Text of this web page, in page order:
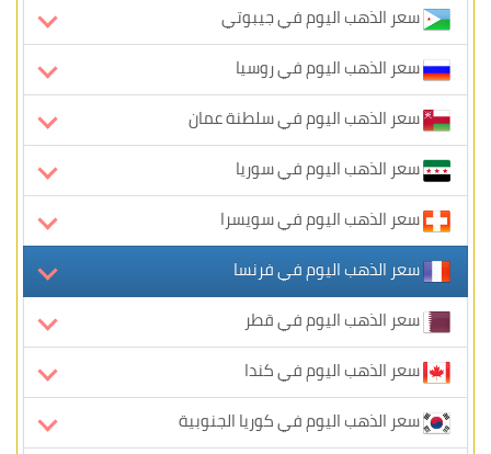
سعر الذهب اليوم في جيبوتي
سعر الذهب اليوم في روسيا
سعر الذهب اليوم في سلطنة عمان
سعر الذهب اليوم في سوريا
سعر الذهب اليوم في سويسرا
سعر الذهب اليوم في فرنسا
سعر الذهب اليوم في قطر
سعر الذهب اليوم في كندا
سعر الذهب اليوم في كوريا الجنوبية